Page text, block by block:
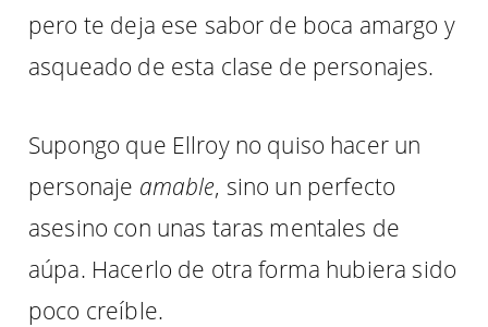
pero te deja ese sabor de boca amargo y
asqueado de esta clase de personajes.
Supongo que Ellroy no quiso hacer un
personaje amable, sino un perfecto
asesino con unas taras mentales de
aúpa. Hacerlo de otra forma hubiera sido
poco creíble.